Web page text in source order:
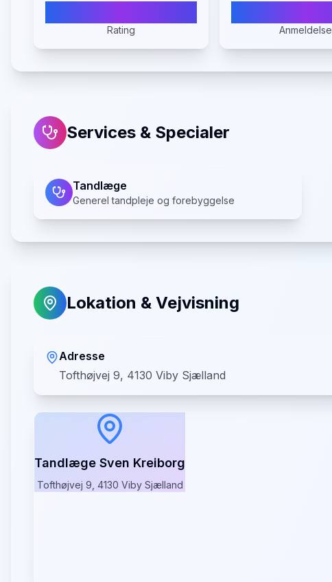
Rating
Services & Specialer
Tandlæge
Generel tandpleje og forebyggelse
Lokation & Vejvisning
Adresse
Tofthøjvej 9, 4130 Viby Sjælland
Tandlæge Sven Kreiborg
Tofthøjvej 9, 4130 Viby Sjælland